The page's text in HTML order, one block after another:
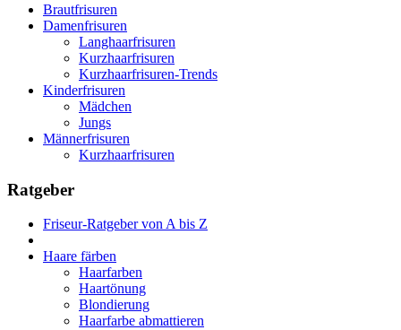
Brautfrisuren
Damenfrisuren
Langhaarfrisuren
Kurzhaarfrisuren
Kurzhaarfrisuren-Trends
Kinderfrisuren
Mädchen
Jungs
Männerfrisuren
Kurzhaarfrisuren
Ratgeber
Friseur-Ratgeber von A bis Z
Haare färben
Haarfarben
Haartönung
Blondierung
Haarfarbe abmattieren